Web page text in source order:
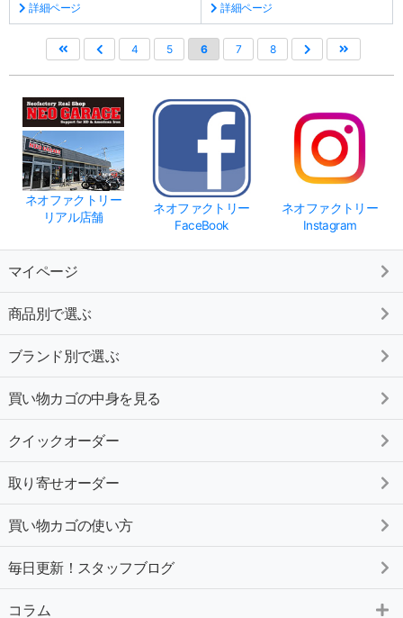
詳細ページ
詳細ページ
4 5 6 7 8
ネオファクトリー
リアル店舗
ネオファクトリー
FaceBook
ネオファクトリー
Instagram
マイページ
商品別で選ぶ
ブランド別で選ぶ
買い物カゴの中身を見る
クイックオーダー
取り寄せオーダー
買い物カゴの使い方
毎日更新！スタッフブログ
コラム